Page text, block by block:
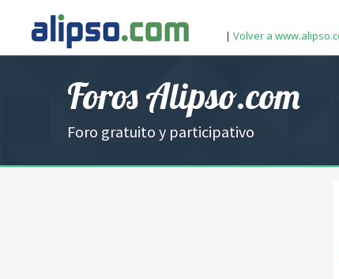
| Volver a
Foros Alipso.com
Foro gratuito y participativo